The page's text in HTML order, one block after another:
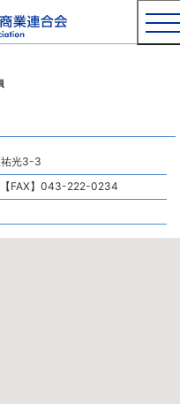
光3-3
FAX】043-222-0234